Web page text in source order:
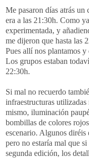
Me pasaron días atrás un
era a las 21:30h. Como
experimentada, y
me dijeron que hasta las
Pues allí nos plantamos
Los grupos estaban
22:30h.
Si mal no recuerdo
infraestructuras
mismo, iluminación
bombillas de colores
escenario. Algunos
pero no estaría mal que
segunda edición, los